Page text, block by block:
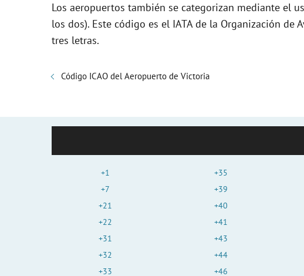
e
Los aeropuertos también se categorizan mediante el
los dos). Este código es el IATA de la Organización
tres letras.
Código ICAO del Aeropuerto de Victoria
+1
+7
+21
+22
+31
+32
+33
+35
+39
+40
+41
+43
+44
+46